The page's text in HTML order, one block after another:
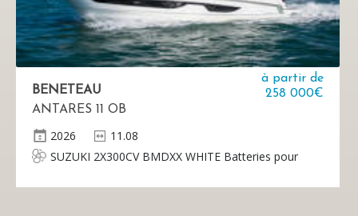
BENETEAU
ANTARES 11 OB
à partir de
258 000€
2026
11.08
SUZUKI 2X300CV BMDXX WHITE Batteries pour